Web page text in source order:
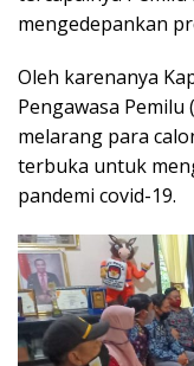
mengedepankan
Oleh karenanya
Pengawasa
melarang para
terbuka untuk
pandemi covid-19.